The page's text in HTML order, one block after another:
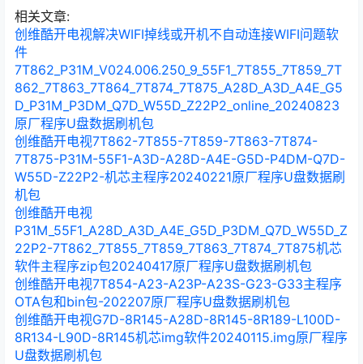
“MstarUpgrade.bin”拷贝到U盘的根目录下。 ②、在关机状态下，首先
按住电视机键…
相关文章:
创维酷开电视解决WIFI掉线或开机不自动连接WIFI问题软
件
7T862_P31M_V024.006.250_9_55F1_7T855_7T859_7T
862_7T863_7T864_7T874_7T875_A28D_A3D_A4E_G5
D_P31M_P3DM_Q7D_W55D_Z22P2_online_20240823
原厂程序U盘数据刷机包
创维酷开电视7T862-7T855-7T859-7T863-7T874-
7T875-P31M-55F1-A3D-A28D-A4E-G5D-P4DM-Q7D-
W55D-Z22P2-机芯主程序20240221原厂程序U盘数据刷
机包
创维酷开电视
P31M_55F1_A28D_A3D_A4E_G5D_P3DM_Q7D_W55D_Z
22P2-7T862_7T855_7T859_7T863_7T874_7T875机芯
软件主程序zip包20240417原厂程序U盘数据刷机包
创维酷开电视7T854-A23-A23P-A23S-G23-G33主程序
OTA包和bin包-202207原厂程序U盘数据刷机包
创维酷开电视G7D-8R145-A28D-8R145-8R189-L100D-
8R134-L90D-8R145机芯img软件20240115.img原厂程序
U盘数据刷机包